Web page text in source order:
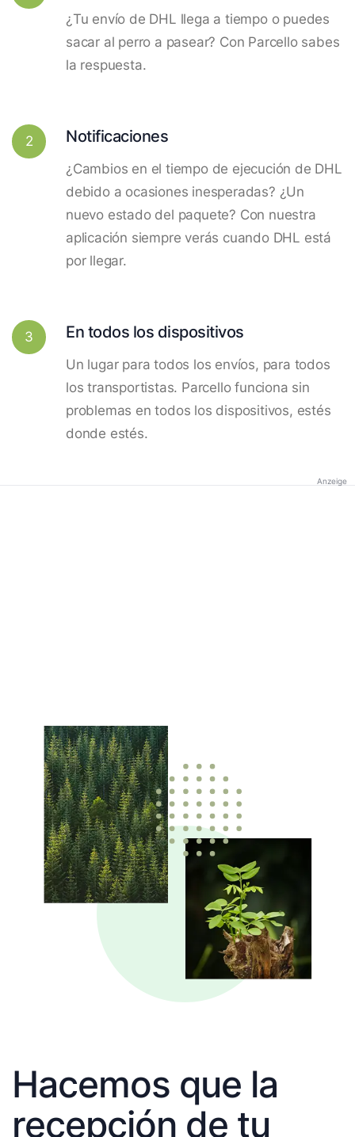
¿Tu envío de DHL llega a tiempo o puedes
sacar al perro a pasear? Con Parcello sabes
la respuesta.
2 Notificaciones
¿Cambios en el tiempo de ejecución de DHL
debido a ocasiones inesperadas? ¿Un
nuevo estado del paquete? Con nuestra
aplicación siempre verás cuando DHL está
por llegar.
3 En todos los dispositivos
Un lugar para todos los envíos, para todos
los transportistas. Parcello funciona sin
problemas en todos los dispositivos, estés
donde estés.
Anzeige
Hacemos que la
recepción de tu